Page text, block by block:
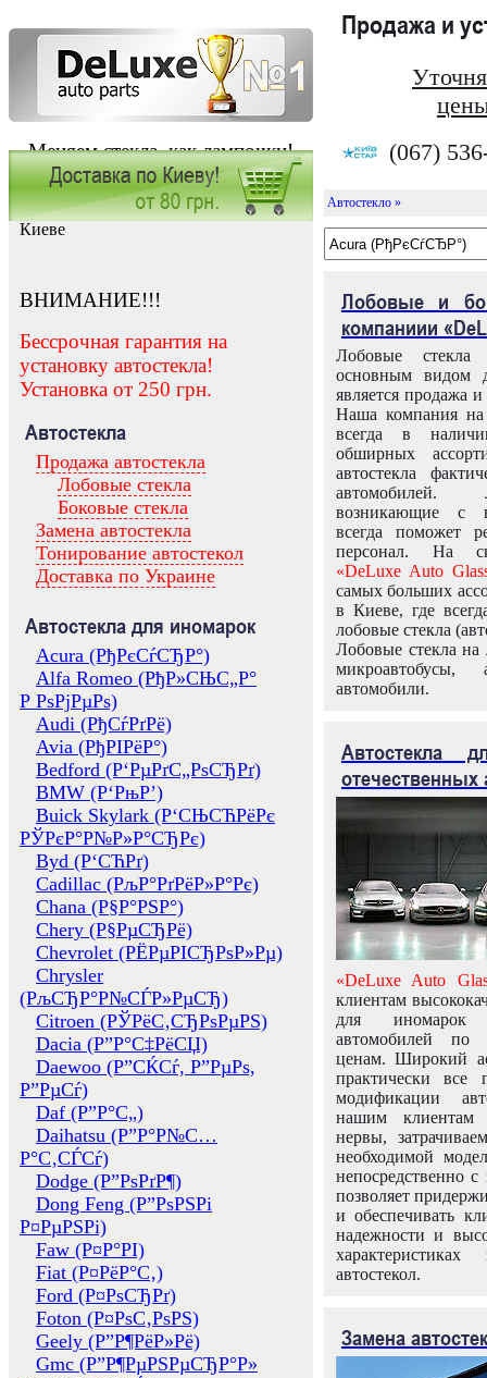
Меняем стекла, как лампочки!
Продажа и
(067)
Заказать установку автостекла в
Киеве
ВНИМАНИЕ!!!
Бессрочная гарантия на
установку автостекла!
Установка от 250 грн.
Автостекла
Продажа автостекла
Лобовые стекла
Боковые стекла
Замена автостекла
Тонирование автостекол
Доставка по Украине
Автостекла для иномарок
Acura (РђРєСѓСЂР°)
Alfa Romeo (РђР»СЊС„Р°
Р РѕРјРµРѕ)
Audi (РђСѓРґРё)
Avia (РђРІРёР°)
Bedford (Р‘РµРґС„РѕСЂРґ)
BMW (Р‘РњР’)
Buick Skylark (Р‘СЊСЋРёРє
РЎРєР°Р№Р»Р°СЂРє)
Byd (Р‘СЋРґ)
Cadillac (РљР°РґРёР»Р°Рє)
Chana (Р§Р°РЅР°)
Chery (Р§РµСЂРё)
Chevrolet (РЁРµРІСЂРѕР»Рµ)
Chrysler
(РљСЂР°Р№СЃР»РµСЂ)
Citroen (РЎРёС‚СЂРѕРµРЅ)
Dacia (Р”Р°С‡РёСЏ)
Daewoo (Р”СЌСѓ, Р”РµРѕ,
Р”РµСѓ)
Daf (Р”Р°С„)
Daihatsu (Р”Р°Р№С…
Р°С‚СЃСѓ)
Dodge (Р”РѕРґР¶)
Dong Feng (Р”РѕРЅРі
Р¤РµРЅРі)
Faw (Р¤Р°РІ)
Fiat (Р¤РёР°С‚)
Ford (Р¤РѕСЂРґ)
Foton (Р¤РѕС‚РѕРЅ)
Geely (Р”Р¶РёР»Рё)
Gmc (Р”Р¶РµРЅРµСЂР°Р»
Автостекло »
Лобовые и
компаниии
Лобовые
основным видом
является продажа и
Наша компания на
всегда в
обширных
автостекла
возникающие с
всегда поможет
персонал. На
«DeLuxe Auto
самых больших
в Киеве, где
лобовые стекла
Лобовые стекла на
микроавтобусы,
автомобили.
Автостекла
отечественных
«DeLuxe Auto
клиентам
для иномарок
автомобилей
ценам. Широкий
практически все
модификации
нашим клиентам
нервы,
необходимой
непосредственно
позволяет
и обеспечивать
надежности и
автостекол.
Замена